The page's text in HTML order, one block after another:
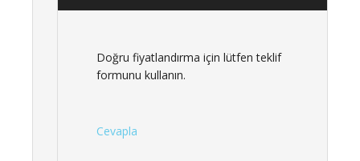
Doğru fiyatlandırma için lütfen teklif
formunu kullanın.
Cevapla